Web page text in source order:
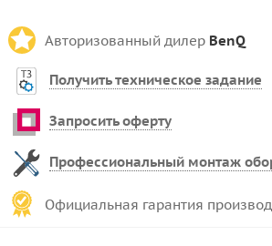
Авторизованный дилер BenQ
Получить техническое задание
Запросить оферту
Профессиональный монтаж
Официальная гарантия